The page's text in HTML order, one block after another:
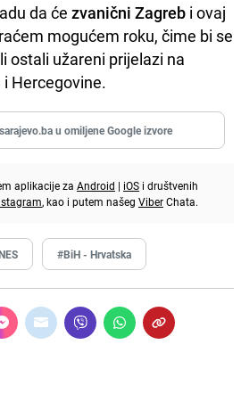
da će zvanični Zagreb i ovaj
mogućem roku, čime bi se
ostali užareni prijelazi na
Hercegovine.
u omiljene Google izvore
aplikacije za Android | iOS i društvenih
, kao i putem našeg ViberChata.
#BiH - Hrvatska